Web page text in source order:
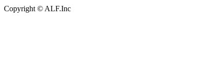
Copyright © ALF.Inc